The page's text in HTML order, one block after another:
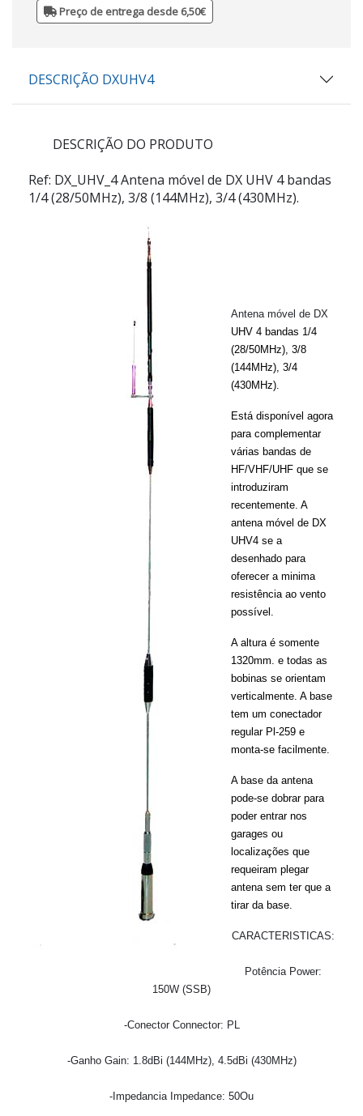
Preço de entrega desde 6,50€
DESCRIÇÃO DXUHV4
DESCRIÇÃO DO PRODUTO
Ref: DX_UHV_4Antena móvel de DX UHV 4 bandas
1/4 (28/50MHz), 3/8 (144MHz), 3/4 (430MHz).
Antena móvel de DX
UHV 4 bandas 1/4
(28/50MHz), 3/8
(144MHz), 3/4
(430MHz)
Está disponível agora
para complementar
várias bandas de
HF/VHF/UHF que se
introduziram
recentemente. A
antena móvel de DX
UHV4 se a
desenhado para
oferecer a minima
resistência ao vento
possível.
A altura é somente
1320mm. e todas as
bobinas se orientam
verticalmente. A base
tem um conectador
regular Pl-259 e
monta-se facilmente.
A base da antena
pode-se dobrar para
poder entrar nos
garages ou
localizações que
requeiram plegar
antena sem ter que a
tirar da base.
CARACTERISTICAS:
Potência Power:
150W (SSB)
-Conector Connector: PL
-Ganho Gain: 1.8dBi (144MHz), 4.5dBi (430MHz)
-Impedancia Impedance: 50Ou